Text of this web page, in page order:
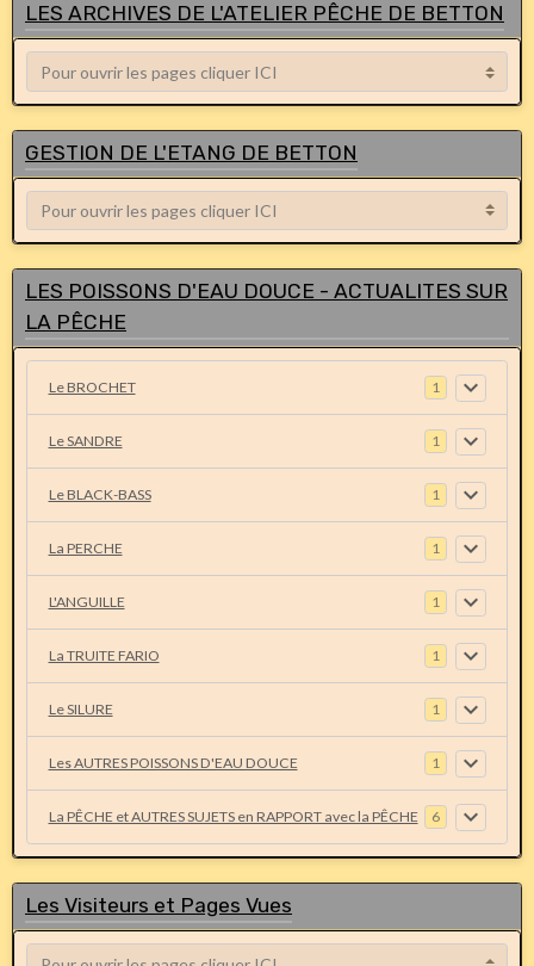
LES ARCHIVES DE L'ATELIER PÊCHE DE BETTON
GESTION DE L'ETANG DE BETTON
LES POISSONS D'EAU DOUCE - ACTUALITES SUR
LA PÊCHE
Le BROCHET 1
Le SANDRE 1
Le BLACK-BASS 1
La PERCHE 1
L'ANGUILLE 1
La TRUITE FARIO 1
Le SILURE 1
Les AUTRES POISSONS D'EAU DOUCE 1
La PÊCHE et AUTRES SUJETS en RAPPORT avec la PÊCHE 6
Les Visiteurs et Pages Vues